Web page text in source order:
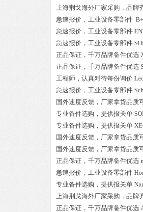
上海荆戈海外厂家采购 ，品牌
急速报价， 工业设备零部件
急速报价， 工业设备零部件
急速报价， 工业设备零部件
正品保证 ，千万品牌备件优选
正品保证 ，千万品牌备件优选
工程师 ，认真对待每份询价
急速报价， 工业设备零部件
国外速度反馈，厂家拿货品质
专业备件选购 ，提供报关单
专业备件选购 ，提供报关单
国外速度反馈，厂家拿货品质
国外速度反馈，厂家拿货品质
正品保证 ，千万品牌备件优选
急速报价， 工业设备零部件
专业备件选购 ，提供报关单
上海荆戈海外厂家采购 ，品牌
正品保证 ，千万品牌备件优选